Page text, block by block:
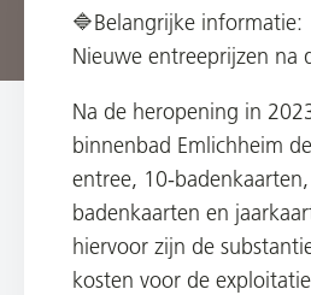
🔷Belangrijke informatie:
Nieuwe entreeprijzen na
Na de heropening in
binnenbad Emlichheim
entree, 10-
badenkaarten en
hiervoor zijn de
kosten voor de